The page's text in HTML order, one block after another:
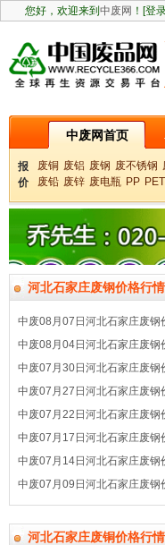
您好，欢迎来到 中废网 ！ [登
中废网首页
报
价
废铜 废铝 废钢 废不锈钢
废铅 废锌 废电瓶 PP PET
河北石家庄废钢价格行情
中废08月07日河北石家庄废钢
中废08月04日河北石家庄废钢
中废07月30日河北石家庄废钢
中废07月27日河北石家庄废钢
中废07月22日河北石家庄废钢
中废07月17日河北石家庄废钢
中废07月14日河北石家庄废钢
中废07月09日河北石家庄废钢
河北石家庄废铜价格行情